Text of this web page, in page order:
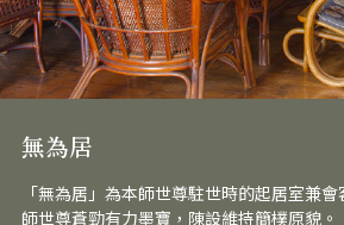
無為居
「無為居」為本師世尊駐世時的起居室兼
師世尊蒼勁有力墨寶，陳設維持簡樸原貌。